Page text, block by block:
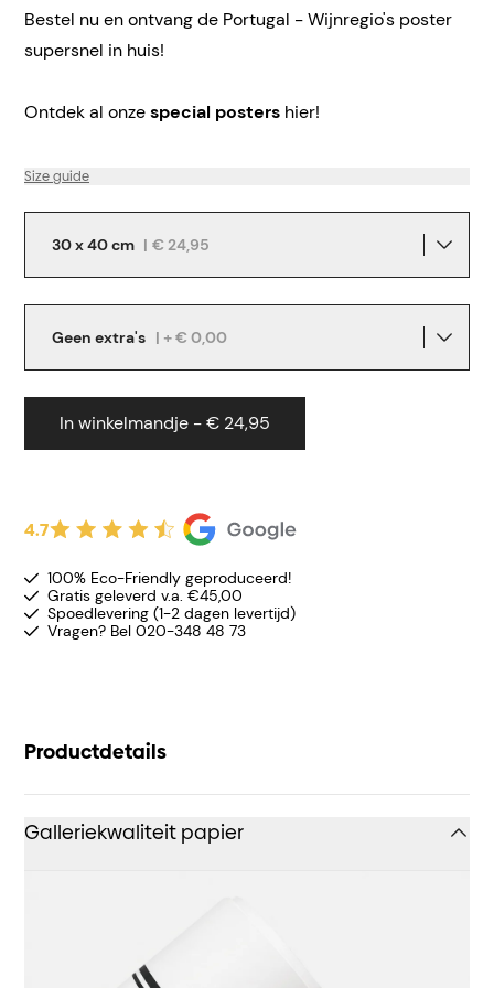
Bestel nu en ontvang de Portugal - Wijnregio's poster
supersnel in huis!
Ontdek al onzespecial posters hier!
Size guide
30 x 40 cm | € 24,95
Geen extra's | + € 0,00
In winkelmandje - € 24,95
4.7
100% Eco-Friendly geproduceerd!
Gratis geleverd v.a. €45,00
Spoedlevering (1-2 dagen levertijd)
Vragen? Bel 020-348 48 73
Productdetails
Galleriekwaliteit papier